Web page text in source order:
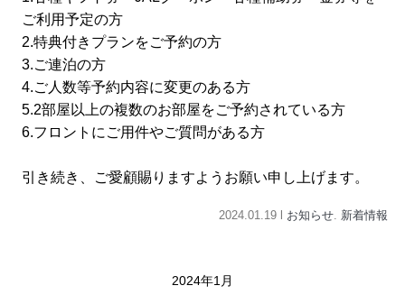
ご利用予定の方
2.特典付きプランをご予約の方
3.ご連泊の方
4.ご人数等予約内容に変更のある方
5.2部屋以上の複数のお部屋をご予約されている方
6.フロントにご用件やご質問がある方
引き続き、ご愛顧賜りますようお願い申し上げます。
2024.01.19 l お知らせ. 新着情報
2024年1月